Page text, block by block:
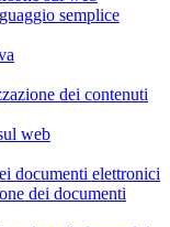
semplice
dei contenuti
web
documenti elettronici
dei documenti